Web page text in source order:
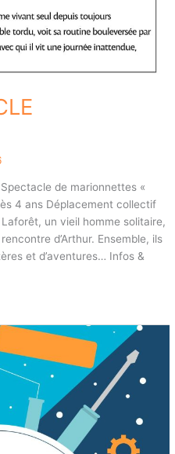
de marionnettes «
4 ans Déplacement collectif
un vieil homme solitaire,
d’Arthur. Ensemble, ils
et d’aventures… Infos &